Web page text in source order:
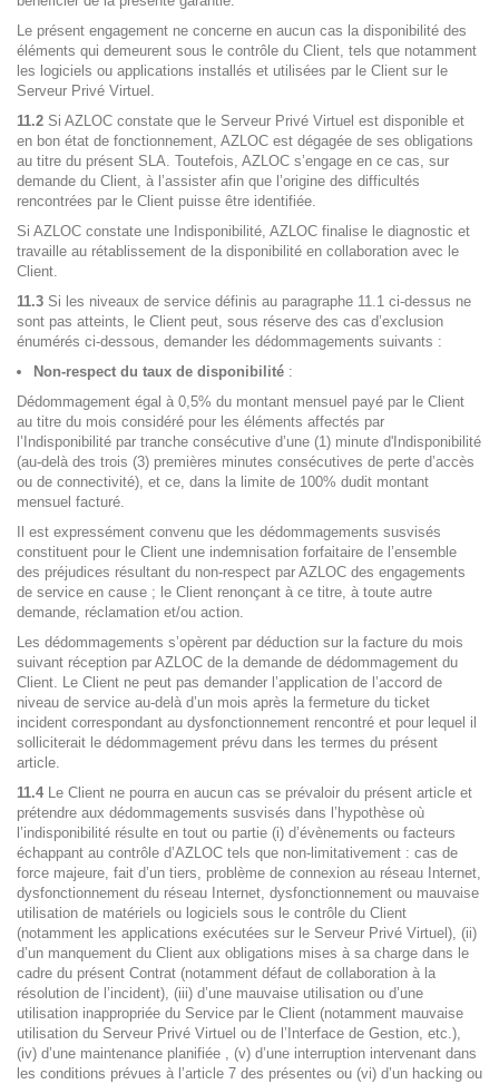
Le présent engagement ne concerne en aucun cas la disponibilité des
éléments qui demeurent sous le contrôle du Client, tels que notamment
les logiciels ou applications installés et utilisées par le Client sur le
Serveur Privé Virtuel.
11.2 Si AZLOC constate que le Serveur Privé Virtuel est disponible et
en bon état de fonctionnement, AZLOC est dégagée de ses obligations
au titre du présent SLA. Toutefois, AZLOC s’engage en ce cas, sur
demande du Client, à l’assister afin que l’origine des difficultés
rencontrées par le Client puisse être identifiée.
Si AZLOC constate une Indisponibilité, AZLOC finalise le diagnostic et
travaille au rétablissement de la disponibilité en collaboration avec le
Client.
11.3 Si les niveaux de service définis au paragraphe 11.1 ci-dessus ne
sont pas atteints, le Client peut, sous réserve des cas d’exclusion
énumérés ci-dessous, demander les dédommagements suivants :
Non-respect du taux de disponibilité :
Dédommagement égal à 0,5% du montant mensuel payé par le Client
au titre du mois considéré pour les éléments affectés par
l’Indisponibilité par tranche consécutive d’une (1) minute d'Indisponibilité
(au-delà des trois (3) premières minutes consécutives de perte d’accès
ou de connectivité), et ce, dans la limite de 100% dudit montant
mensuel facturé.
Il est expressément convenu que les dédommagements susvisés
constituent pour le Client une indemnisation forfaitaire de l’ensemble
des préjudices résultant du non-respect par AZLOC des engagements
de service en cause ; le Client renonçant à ce titre, à toute autre
demande, réclamation et/ou action.
Les dédommagements s’opèrent par déduction sur la facture du mois
suivant réception par AZLOC de la demande de dédommagement du
Client. Le Client ne peut pas demander l’application de l’accord de
niveau de service au-delà d’un mois après la fermeture du ticket
incident correspondant au dysfonctionnement rencontré et pour lequel il
solliciterait le dédommagement prévu dans les termes du présent
article.
11.4 Le Client ne pourra en aucun cas se prévaloir du présent article et
prétendre aux dédommagements susvisés dans l’hypothèse où
l’indisponibilité résulte en tout ou partie (i) d’évènements ou facteurs
échappant au contrôle d’AZLOC tels que non-limitativement : cas de
force majeure, fait d’un tiers, problème de connexion au réseau Internet,
dysfonctionnement du réseau Internet, dysfonctionnement ou mauvaise
utilisation de matériels ou logiciels sous le contrôle du Client
(notamment les applications exécutées sur le Serveur Privé Virtuel), (ii)
d’un manquement du Client aux obligations mises à sa charge dans le
cadre du présent Contrat (notamment défaut de collaboration à la
résolution de l’incident), (iii) d’une mauvaise utilisation ou d’une
utilisation inappropriée du Service par le Client (notamment mauvaise
utilisation du Serveur Privé Virtuel ou de l’Interface de Gestion, etc.),
(iv) d’une maintenance planifiée , (v) d’une interruption intervenant dans
les conditions prévues à l’article 7 des présentes ou (vi) d’un hacking ou